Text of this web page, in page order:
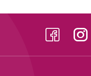
Facebook